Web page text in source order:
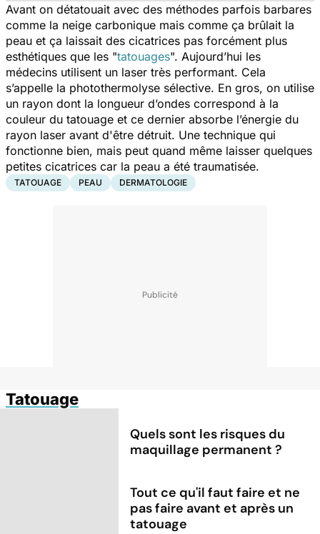
Avant on détatouait avec des méthodes parfois barbares
comme la neige carbonique mais comme ça brûlait la
peau et ça laissait des cicatrices pas forcément plus
esthétiques que les "tatouages". Aujourd’hui les
médecins utilisent un laser très performant. Cela
s’appelle la photothermolyse sélective. En gros, on utilise
un rayon dont la longueur d’ondes correspond à la
couleur du tatouage et ce dernier absorbe l’énergie du
rayon laser avant d'être détruit. Une technique qui
fonctionne bien, mais peut quand même laisser quelques
petites cicatrices car la peau a été traumatisée.
TATOUAGE PEAU DERMATOLOGIE
Tatouage
Quels sont les risques du
maquillage permanent ?
Tout ce qu'il faut faire et ne
pas faire avant et après un
tatouage